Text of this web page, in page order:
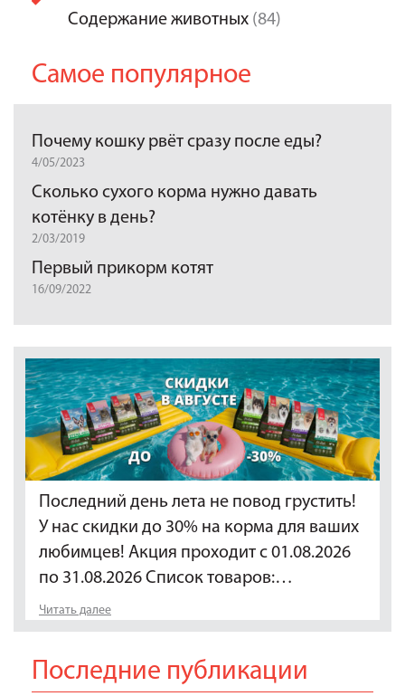
Содержание животных (84)
Самое популярное
Почему кошку рвёт сразу после еды?
4/05/2023
Сколько сухого корма нужно давать
котёнку в день?
2/03/2019
Первый прикорм котят
16/09/2022
Последний день лета не повод грустить!
У нас скидки до 30% на корма для ваших
любимцев! Акция проходит с 01.08.2026
по 31.08.2026 Список товаров:…
Читать далее
Последние публикации